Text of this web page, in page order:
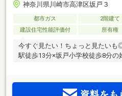
神奈川県川崎市高津区坂戸３
都市ガス 2階建て
建設住宅性能評価付
所有権
今すぐ見たい！ちょっと見たいも
駅徒歩13分×坂戸小学校徒歩8分の